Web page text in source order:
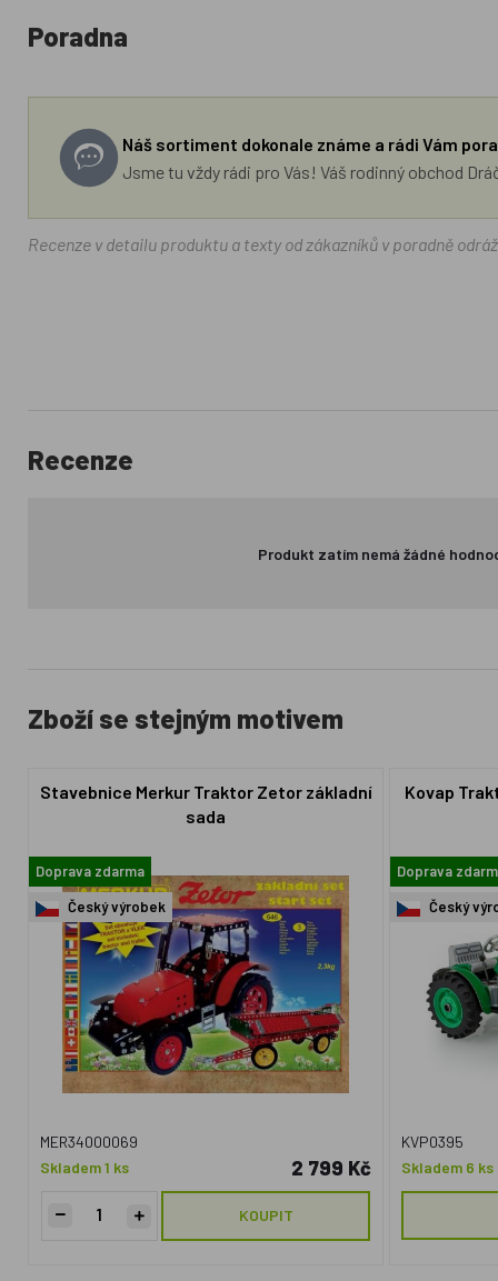
Poradna
Náš sortiment dokonale známe a rádi Vám
Jsme tu vždy rádi pro Vás! Váš rodinný obchod
Recenze v detailu produktu a texty od zákazníků v poradně
Recenze
Produkt zatím nemá žádné
Zboží se stejným motivem
Stavebnice Merkur Traktor Zetor základní
sada
Doprava zdarma
Český výrobek
MER34000069
Skladem 1 ks
2 799 Kč
KOUPIT
Kovap
Doprava
Český
KVP0395
Skladem 6 ks